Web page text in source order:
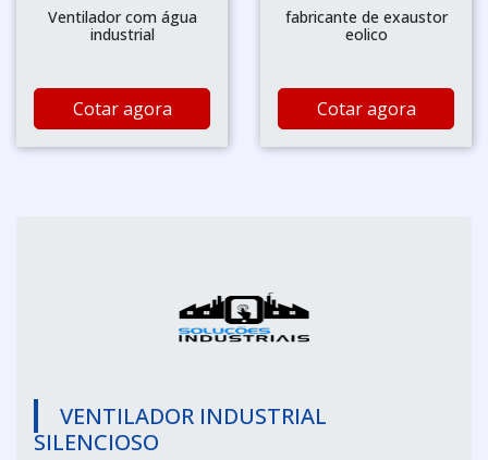
Ventilador com água
industrial
Cotar agora
fabricante de exaustor
eolico
Cotar agora
VENTILADOR INDUSTRIAL
SILENCIOSO